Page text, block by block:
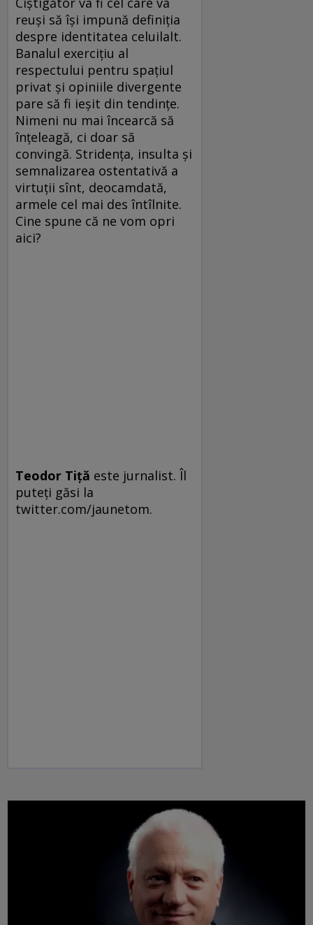
reuși să își impună definiția
despre identitatea celuilalt.
Banalul exercițiu al
respectului pentru spațiul
privat și opiniile divergente
pare să fi ieșit din tendințe.
Nimeni nu mai încearcă să
înțeleagă, ci doar să
convingă. Stridența, insulta și
semnalizarea ostentativă a
virtuții sînt, deocamdată,
armele cel mai des întîlnite.
Cine spune că ne vom opri
aici?
Teodor Tiţă este jurnalist. Îl
puteţi găsi la
twitter.com/jaunetom.